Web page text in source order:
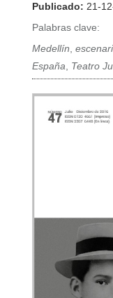
Publicado: 21-
Palabras clave:
Medellín,
España, Teatro